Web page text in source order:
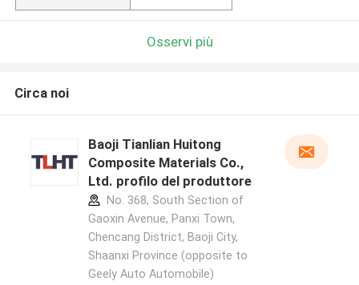
Osservi più
Circa noi
Baoji Tianlian Huitong
Composite Materials Co.,
Ltd. profilo del produttore
No. 368, South Section of
Gaoxin Avenue, Panxi Town,
Chencang District, Baoji City,
Shaanxi Province (opposite to
Geely Auto Automobile)